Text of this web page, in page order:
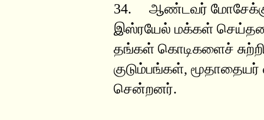
34. ஆண்டவர்
இஸ்ரயேல் மக்கள்
தங்கள் கொடிகளைச்
குடும்பங்கள்,
சென்றனர்.